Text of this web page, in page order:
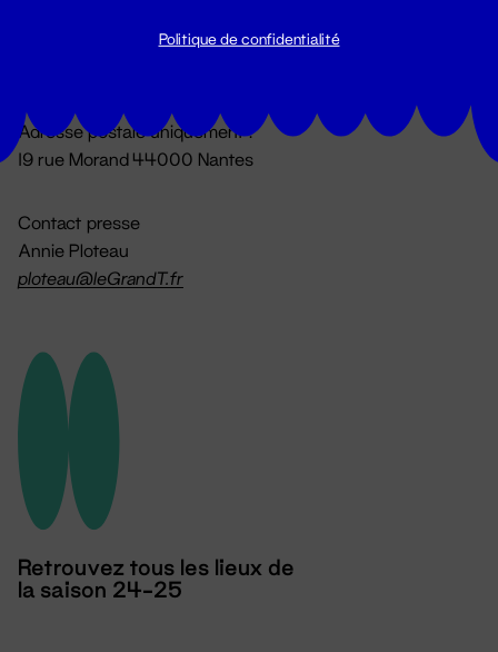
Du lundi au vendredi 14h → 18h
Adresse postale uniquement :
19 rue Morand 44000 Nantes
Contact presse
Annie Ploteau
ploteau@leGrandT.fr
Retrouvez tous les lieux de
la saison 24-25
Politique de confidentialité